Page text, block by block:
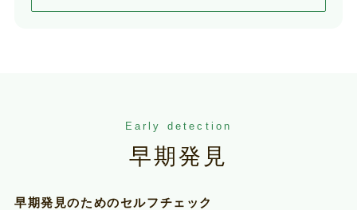
Early detection
早期発見
早期発見のためのセルフチェック